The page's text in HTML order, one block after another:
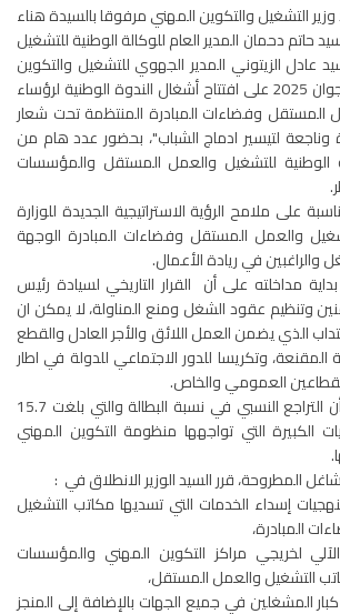
التشغيل والتكوين المهني مرفوقا بالسيدة هناء
حاتم دحمان المدير العام للوكالة الوطنية للتشغيل
عادل الزيتوني المدير الجهوي للتشغيل والتكوين
المهني، يوم الأحد 15 جوان 2025 على افتتاح أشغال الندوة الوطنية لرؤساء
المستقل وفضاءات المبادرة المنتظمة تحت شعار
لتيسير ادماج الشباب"، بحضور عدد هام من
الوطنية للتشغيل والعمل المستقل والمؤسسات
على ملامح الرؤية الاستراتيجية الجديدة للوزارة
والعمل المستقل وفضاءات المبادرة الوجهة
والراغبين في ريادة الأعمال.
مداخلته على أن القرار التاريخي لسيادة رئيس
وتنظيم عقود الشغل ومنع المناولة، لا يمكن ان
الذي يضمن العمل اللائق والأجر العادل والقطع
وتكريسا للدور الاجتماعي للدولة في اطار
العمومي والخاص.
كما أفاد السيد الوزير بأن التراجع النسبي في نسبة البطالة والتي بلغت 15.7
الكبيرة التي تواجهها منظومة التكوين المهني
المطروحة، قرر السيد الوزير الانطلاق في :
إسداء الخدمات التي تسديها مكاتب التشغيل
المبادرة،
لخريجي مراكز التكوين المهني والمؤسسات
التشغيل والعمل المستقل،
المشغلين في جميع الجهات بالإضافة إلى المنجز